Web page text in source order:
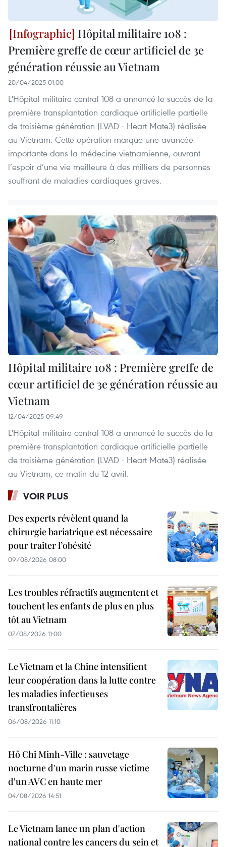
Hôpital militaire 108 :
Première greffe de cœur artificiel de 3e
génération réussie au Vietnam
20/04/2025 01:00
L'Hôpital militaire central 108 a annoncé le succès de la
première transplantation cardiaque artificielle partielle
de troisième génération (LVAD - Heart Mate3) réalisée
au Vietnam. Cette opération marque une avancée
importante dans la médecine vietnamienne, ouvrant
l’espoir d’une vie meilleure à des milliers de personnes
souffrant de maladies cardiaques graves.
Hôpital militaire 108 : Première greffe de
cœur artificiel de 3e génération réussie au
Vietnam
12/04/2025 09:49
L'Hôpital militaire central 108 a annoncé le succès de la
première transplantation cardiaque artificielle partielle
de troisième génération (LVAD - Heart Mate3) réalisée
au Vietnam, ce matin du 12 avril.
VOIR PLUS
Des experts révèlent quand la
chirurgie bariatrique est nécessaire
pour traiter l’obésité
09/08/2026 08:00
Les troubles réfractifs augmentent et
touchent les enfants de plus en plus
tôt au Vietnam
07/08/2026 11:00
Le Vietnam et la Chine intensifient
leur coopération dans la lutte contre
les maladies infectieuses
transfrontalières
06/08/2026 11:10
Hô Chi Minh-Ville : sauvetage
nocturne d'un marin russe victime
d'un AVC en haute mer
04/08/2026 14:51
Le Vietnam lance un plan d'action
national contre les cancers du sein et